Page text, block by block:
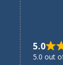
5.0
5.0 out